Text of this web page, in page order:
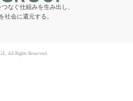
なぐ仕組みを生み出し、
社会に還元する。
All Rights Reserved.